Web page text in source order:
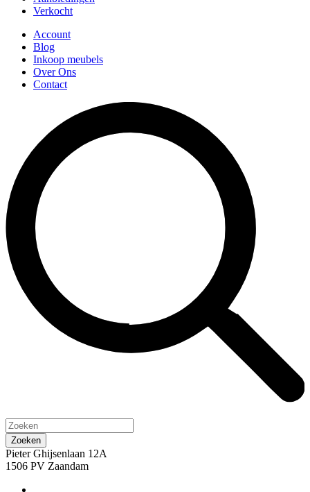
Verkocht
Account
Blog
Inkoop meubels
Over Ons
Contact
Pieter Ghijsenlaan 12A
1506 PV Zaandam